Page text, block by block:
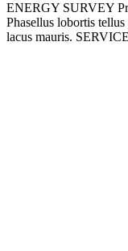
ENERGY SURVEY
Phasellus lobortis
lacus mauris.